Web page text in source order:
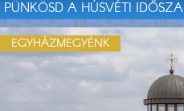
PÜNKÖSD A HÚSVÉTI
EGYHÁZMEGYÉNK